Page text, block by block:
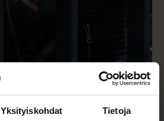
Yksityiskohdat Tietoja